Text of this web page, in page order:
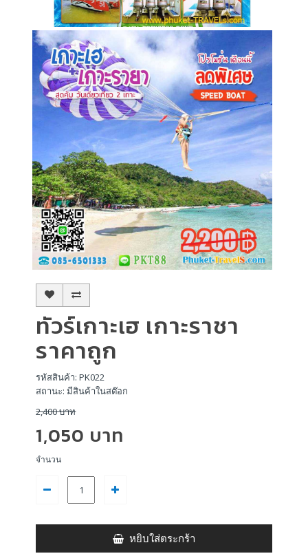
ทัวร์เกาะเฮ เกาะราชา
ราคาถูก
รหัสสินค้า: PK022
สถานะ: มีสินค้าในสต๊อก
2,400 บาท
1,050 บาท
จำนวน
หยิบใส่ตระกร้า